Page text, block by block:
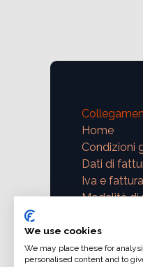
Home
Condizioni
Dati di
Iva e
Modalità di
We use cookies
We may place these for
personalised content and to